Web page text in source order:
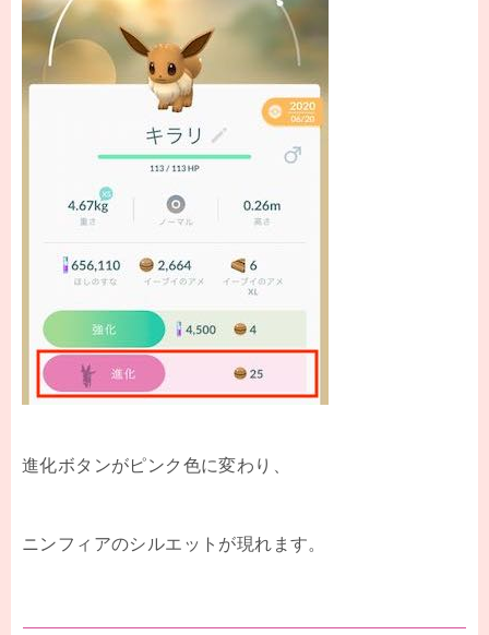
進化ボタンがピンク色に変わり、
ニンフィアのシルエットが現れます。